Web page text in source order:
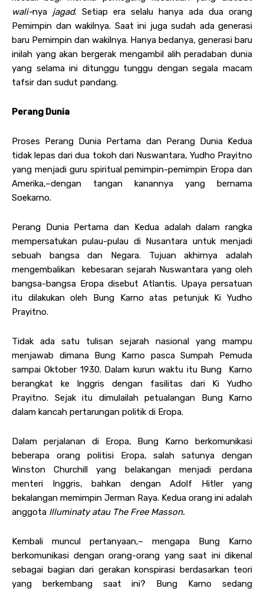
wali-nya jagad. Setiap era selalu hanya ada dua orang
Pemimpin dan wakilnya. Saat ini juga sudah ada generasi
baru Pemimpin dan wakilnya. Hanya bedanya, generasi baru
inilah yang akan bergerak mengambil alih peradaban dunia
yang selama ini ditunggu tunggu dengan segala macam
tafsir dan sudut pandang.
Perang Dunia
Proses Perang Dunia Pertama dan Perang Dunia Kedua
tidak lepas dari dua tokoh dari Nuswantara, Yudho Prayitno
yang menjadi guru spiritual pemimpin-pemimpin Eropa dan
Amerika,–dengan tangan kanannya yang bernama
Soekarno.
Perang Dunia Pertama dan Kedua adalah dalam rangka
mempersatukan pulau-pulau di Nusantara untuk menjadi
sebuah bangsa dan Negara. Tujuan akhirnya adalah
mengembalikan kebesaran sejarah Nuswantara yang oleh
bangsa-bangsa Eropa disebut Atlantis. Upaya persatuan
itu dilakukan oleh Bung Karno atas petunjuk Ki Yudho
Prayitno.
Tidak ada satu tulisan sejarah nasional yang mampu
menjawab dimana Bung Karno pasca Sumpah Pemuda
sampai Oktober 1930. Dalam kurun waktu itu Bung Karno
berangkat ke Inggris dengan fasilitas dari Ki Yudho
Prayitno. Sejak itu dimulailah petualangan Bung Karno
dalam kancah pertarungan politik di Eropa.
Dalam perjalanan di Eropa, Bung Karno berkomunikasi
beberapa orang politisi Eropa, salah satunya dengan
Winston Churchill yang belakangan menjadi perdana
menteri Inggris, bahkan dengan Adolf Hitler yang
bekalangan memimpin Jerman Raya. Kedua orang ini adalah
anggota Illuminaty atau The Free Masson.
Kembali muncul pertanyaan,– mengapa Bung Karno
berkomunikasi dengan orang-orang yang saat ini dikenal
sebagai bagian dari gerakan konspirasi berdasarkan teori
yang berkembang saat ini? Bung Karno sedang